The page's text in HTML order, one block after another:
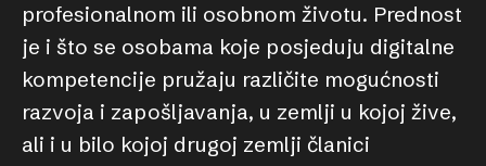
profesionalnom ili osobnom životu. Prednost
je i što se osobama koje posjeduju digitalne
kompetencije pružaju različite mogućnosti
razvoja i zapošljavanja, u zemlji u kojoj žive,
ali i u bilo kojoj drugoj zemlji članici